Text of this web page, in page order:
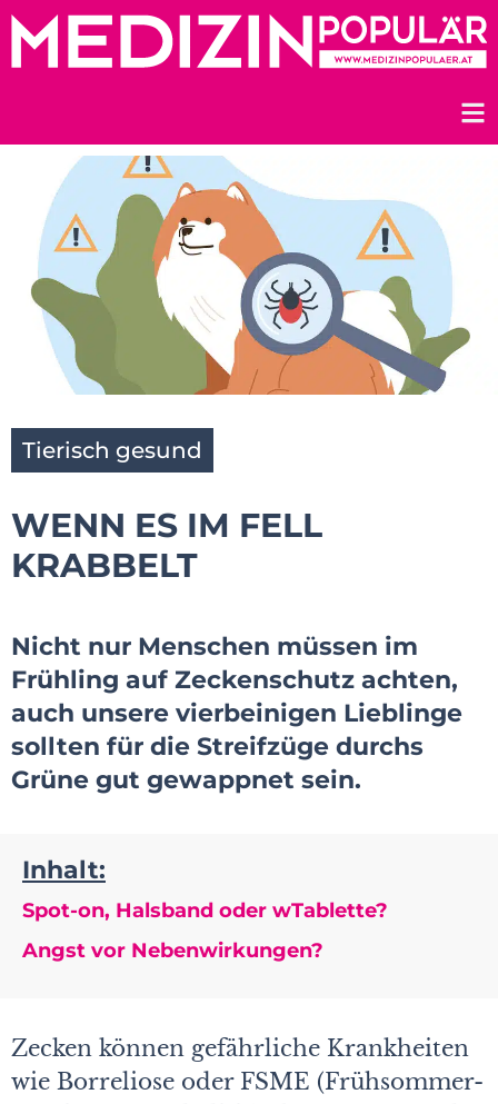
Zum
Inhalt
Tierisch gesund
WENN ES IM FELL
KRABBELT
Nicht nur Menschen müssen im
Frühling auf Zeckenschutz achten,
auch unsere vierbeinigen Lieblinge
sollten für die Streif­züge durchs
Grüne gut gewappnet sein.
Inhalt:
Spot-on, Halsband oder wTablette?
Angst vor Nebenwirkungen?
Zecken können gefährliche Krankheiten
wie Borreliose oder FSME (Frühsommer-